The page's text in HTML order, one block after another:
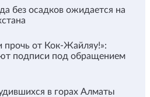
без осадков ожидается на
прочь от Кок-Жайляу!»:
подписи под обращением
в горах Алматы